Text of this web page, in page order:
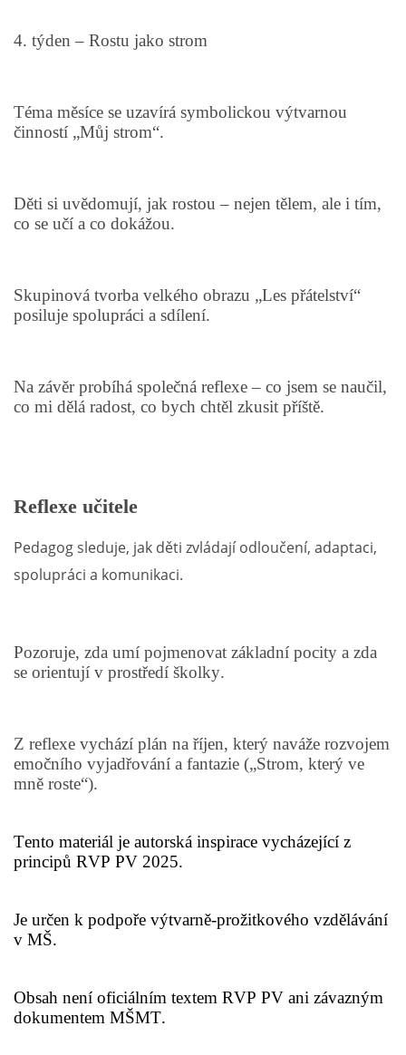
SENZORY PLAY
POLYTECHNICKÉ ČINNOSTI
PORTFÓLIO DÍTĚTE
POKUSY
PSYCHOHYGIENA PRO UČITELKY
UČITELSKÁ SEBEREFLEXE
DĚTSKÝ SMUTEK
CO BY MĚLO DÍTĚ ZVLÁDNOUT PŘED VSTUPEM DO ZŠ
SPORTÍK - DĚTI V POHYBU
SADA EMOČNÍCH HER PRO DĚTI 3 - 4 ROKY
4. týden – Rostu jako strom
Téma měsíce se uzavírá symbolickou výtvarnou
činností „Můj strom“.
Děti si uvědomují, jak rostou – nejen tělem, ale i tím,
co se učí a co dokážou.
Skupinová tvorba velkého obrazu „Les přátelství“
posiluje spolupráci a sdílení.
Na závěr probíhá společná reflexe – co jsem se naučil,
co mi dělá radost, co bych chtěl zkusit příště.
Reflexe učitele
Pedagog sleduje, jak děti zvládají odloučení, adaptaci,
spolupráci a komunikaci.
Pozoruje, zda umí pojmenovat základní pocity a zda
se orientují v prostředí školky.
Z reflexe vychází plán na říjen, který naváže rozvojem
emočního vyjadřování a fantazie („Strom, který ve
mně roste“).
Tento materiál je autorská inspirace vycházející z
principů RVP PV 2025.
Je určen k podpoře výtvarně-prožitkového vzdělávání
v MŠ.
Obsah není oficiálním textem RVP PV ani závazným
dokumentem MŠMT.